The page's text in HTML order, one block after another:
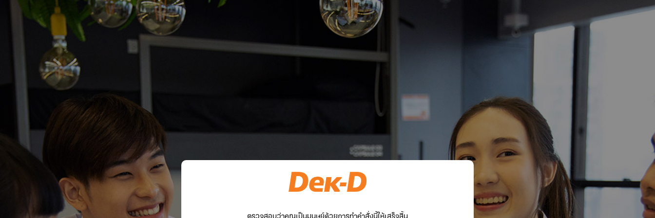
ตรวจสอบว่าคุณเป็นมนุษย์ด้วยการทำคำสั่งนี้ให้เสร็จสิ้น